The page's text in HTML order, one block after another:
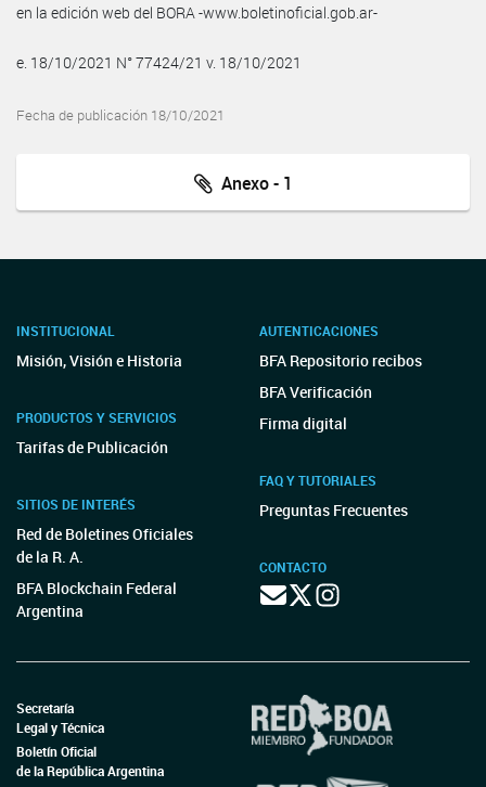
en la edición web del BORA -www.boletinoficial.gob.ar-
e. 18/10/2021 N° 77424/21 v. 18/10/2021
Fecha de publicación 18/10/2021
Anexo - 1
INSTITUCIONAL
Misión, Visión e Historia
PRODUCTOS Y SERVICIOS
Tarifas de Publicación
SITIOS DE INTERÉS
Red de Boletines Oficiales
de la R. A.
BFA Blockchain Federal
Argentina
AUTENTICACIONES
BFA Repositorio recibos
BFA Verificación
Firma digital
FAQ Y TUTORIALES
Preguntas Frecuentes
CONTACTO
Secretaría
Legal y Técnica
Boletín Oficial
de la República Argentina